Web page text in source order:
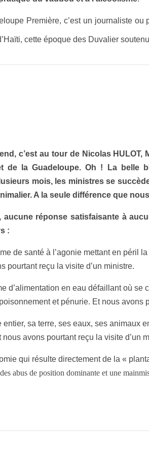
Première, c’est un journaliste
cette époque des Duvalier
c’est au tour de Nicolas HULOT,
de la Guadeloupe. Oh ! La belle
mois, les ministres se
A la seule différence que
aucune réponse satisfaisante à
:
de santé à l’agonie mettant en péril
pourtant reçu la visite d’un ministre.
d’alimentation en eau défaillant où se
et pénurie. Et nous avons
entier, sa terre, ses eaux, ses animaux
nous avons pourtant reçu la visite d’un
qui résulte directement de la «
abus de position dominante et une